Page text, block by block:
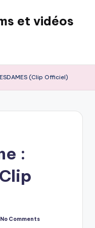
et vidéos
(Clip Officiel)
:
No Comments